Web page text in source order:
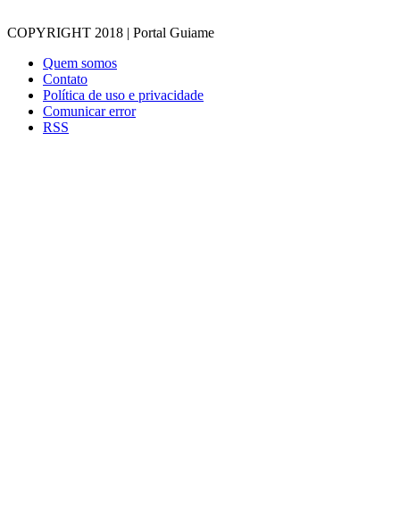
COPYRIGHT 2018 | Portal Guiame
Quem somos
Contato
Política de uso e privacidade
Comunicar error
RSS